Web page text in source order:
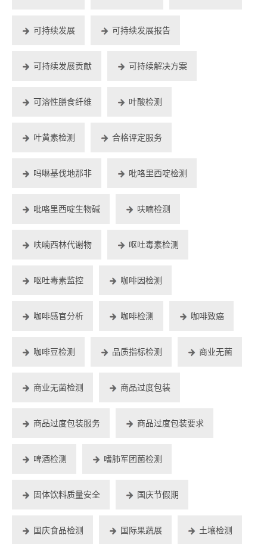
可持续发展 可持续发展报告
可持续发展贡献 可持续解决方案
可溶性膳食纤维 叶酸检测
叶黄素检测 合格评定服务
吗啉基伐地那非 吡咯里西啶检测
吡咯里西啶生物碱 呋喃检测
呋喃西林代谢物 呕吐毒素检测
呕吐毒素监控 咖啡因检测
咖啡感官分析 咖啡检测 咖啡致癌
咖啡豆检测 品质指标检测 商业无菌
商业无菌检测 商品过度包装
商品过度包装服务 商品过度包装要求
啤酒检测 嗜肺军团菌检测
固体饮料质量安全 国庆节假期
国庆食品检测 国际果蔬展 土壤检测